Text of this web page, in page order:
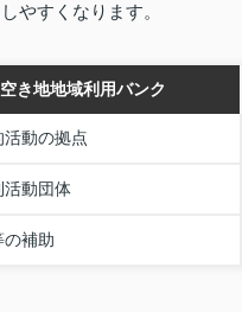
やすくなります。
き地地域利用バンク
動の拠点
活動団体
の補助